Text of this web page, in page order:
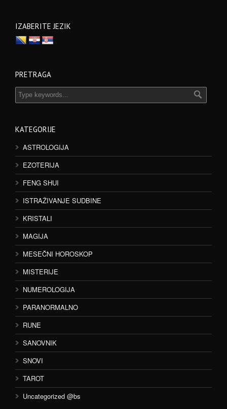
IZABERITE JEZIK
PRETRAGA
KATEGORIJE
ASTROLOGIJA
EZOTERIJA
FENG SHUI
ISTRAŽIVANJE SUDBINE
KRISTALI
MAGIJA
MESEČNI HOROSKOP
MISTERIJE
NUMEROLOGIJA
PARANORMALNO
RUNE
SANOVNIK
SNOVI
TAROT
Uncategorized @bs